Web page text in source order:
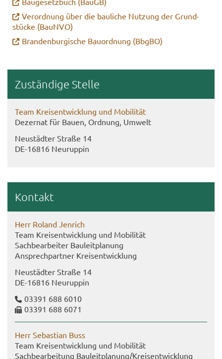
Ver­ord­nung über die bau­li­che Nut­zung der Grund­
stü­cke (BauN­VO)
Bran­den­bur­gi­sche Bau­ord­nung (BbgBO)
Zu­stän­di­ge Stel­le
Team Kreis­ent­wick­lung und Mo­bi­li­tät
De­zer­nat für Bauen, Ord­nung, Um­welt
Neu­städ­ter Stra­ße 14
DE-​16816 Neu­rup­pin
Kon­takt
Herr Ro­land Jen­rich
Team Kreis­ent­wick­lung und Mo­bi­li­tät
Sach­be­ar­bei­ter Bau­leit­pla­nung
An­sprech­part­ner Kreis­ent­wick­lung
Neu­städ­ter Stra­ße 14
DE-​16816 Neu­rup­pin
03391 688 6010
03391 688 6071
Herr Se­bas­ti­an Buss
Team Kreis­ent­wick­lung und Mo­bi­li­tät
Sach­be­ar­bei­tung Bau­leit­pla­nung/Kreis­ent­wick­lung